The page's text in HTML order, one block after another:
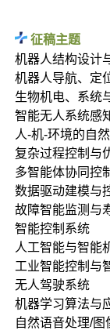
征稿主题
机器人结构设计
机器人导航、定
生物机电、系统
智能无人系统感
人-机-环境的自
复杂过程控制与
多智能体协同控
数据驱动建模与
故障智能监测与
智能控制系统
人工智能与智能
工业智能控制与
无人驾驶系统
机器学习算法与
自然语音处理/图